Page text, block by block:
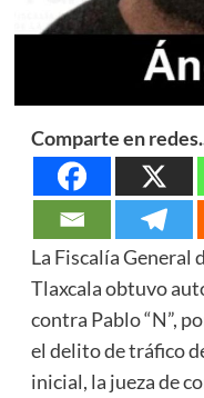
Comparte en
La Fiscalía General
Tlaxcala obtuvo
contra Pablo “N”,
el delito de tráfico
inicial, la jueza de